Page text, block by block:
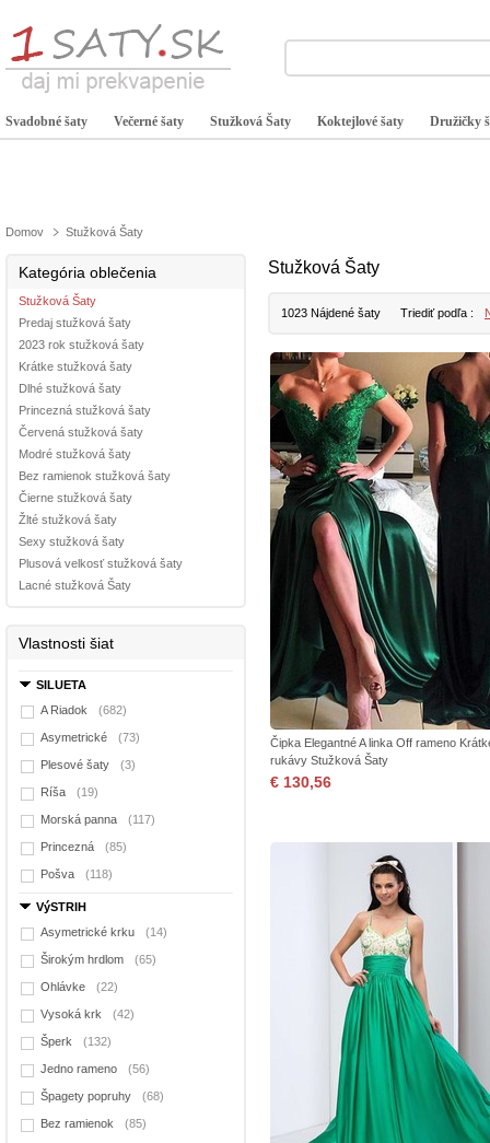
Svadobné šaty Večerné šaty Stužková Šaty Koktejlové šaty Družičky
Domov Stužková Šaty
Kategória oblečenia
Stužková Šaty
Predaj stužková šaty
2023 rok stužková šaty
Krátke stužková šaty
Dlhé stužková šaty
Princezná stužková šaty
Červená stužková šaty
Modré stužková šaty
Bez ramienok stužková šaty
Čierne stužková šaty
Žlté stužková šaty
Sexy stužková šaty
Plusová velkosť stužková šaty
Lacné stužková Šaty
Vlastnosti šiat
SILUETA
A Riadok
(682)
Asymetrické (73)
Plesové šaty (3)
Ríša (19)
Morská panna (117)
Princezná (85)
Pošva (118)
VýSTRIH
Asymetrické krku
(14)
Širokým hrdlom (65)
Ohlávke (22)
Vysoká krk (42)
Šperk (132)
Jedno rameno (56)
Špagety popruhy (68)
Bez ramienok (85)
Stužková Šaty
1023 Nájdené šaty Triediť podľa :
Čipka Elegantné A linka Off rameno
rukávy Stužková Šaty
€ 130,56